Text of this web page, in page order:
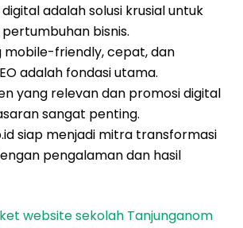
adalah solusi krusial untuk
bisnis.
mobile-friendly, cepat, dan
adalah fondasi utama.
yang relevan dan promosi digital
sangat penting.
siap menjadi mitra transformasi
pengalaman dan hasil
website sekolah Tanjunganom